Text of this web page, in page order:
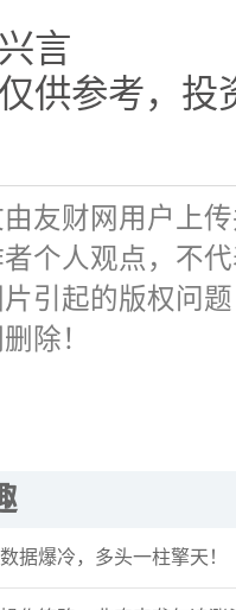
言
仅供参考，
友财网用户上
个人观点，不
引起的版权问
除！
据爆冷，多头一柱擎天！